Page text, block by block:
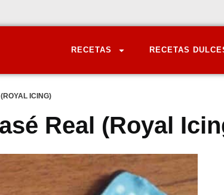
RECETAS RECETAS
ICING)
Real (Royal